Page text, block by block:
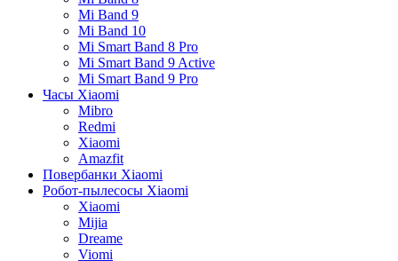
Mi Band 9
Mi Band 10
Mi Smart Band 8 Pro
Mi Smart Band 9 Active
Mi Smart Band 9 Pro
Часы Xiaomi
Mibro
Redmi
Xiaomi
Amazfit
Повербанки Xiaomi
Робот-пылесосы Xiaomi
Xiaomi
Mijia
Dreame
Viomi